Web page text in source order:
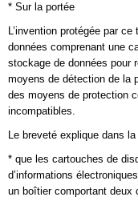
* Sur la portée
L’invention protégée par
données comprenant une
stockage de données pour
moyens de détection de la
des moyens de protection
incompatibles.
Le breveté explique dans
* que les cartouches de
d’informations
un boîtier comportant deux